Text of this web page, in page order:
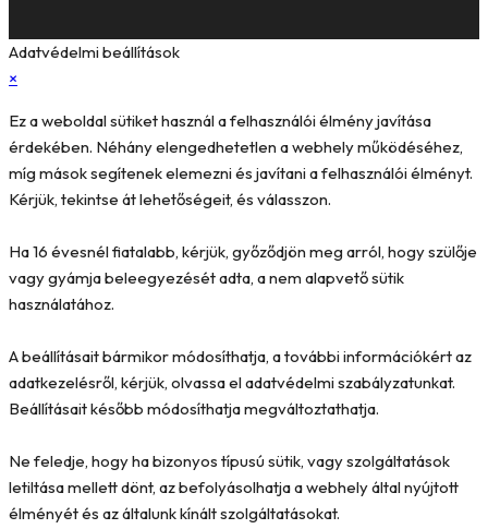
Adatvédelmi beállítások
×
Ez a weboldal sütiket használ a felhasználói élmény javítása
érdekében. Néhány elengedhetetlen a webhely működéséhez,
míg mások segítenek elemezni és javítani a felhasználói élményt.
Kérjük, tekintse át lehetőségeit, és válasszon.
Ha 16 évesnél fiatalabb, kérjük, győződjön meg arról, hogy szülője
vagy gyámja beleegyezését adta, a nem alapvető sütik
használatához.
A beállításait bármikor módosíthatja, a további információkért az
adatkezelésről, kérjük, olvassa el adatvédelmi szabályzatunkat.
Beállításait később módosíthatja megváltoztathatja.
Ne feledje, hogy ha bizonyos típusú sütik, vagy szolgáltatások
letiltása mellett dönt, az befolyásolhatja a webhely által nyújtott
élményét és az általunk kínált szolgáltatásokat.